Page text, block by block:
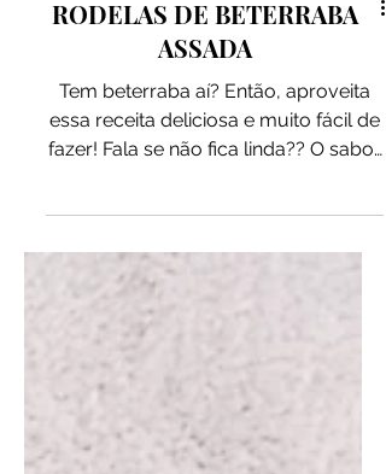
RODELAS DE BETERRABA
ASSADA
fazer! Fala se não fica linda?? O sabor
da beterraba junto dessa marinada
de laranja e a Pitada Vovó fica
perfeito e uma forma interessante de
variar o preparo. Adicione a
crocância da Granola de Mostarda &
Mostarda para garantir ainda mais
sabor e textura! INGREDIENTES: - 3